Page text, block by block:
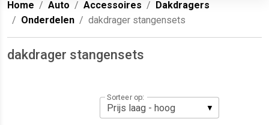
Home
Auto Accessoires
Dakdragers
Onderdelen
dakdrager stangensets
dakdrager stangensets
Sorteer op: